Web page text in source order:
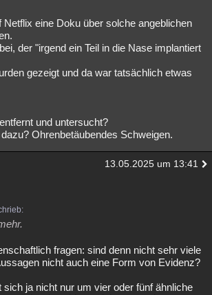
Netflix eine Doku über solche angeblichen
der "irgend ein Teil in die Nase implantiert
gezeigt und da war tatsächlich etwas
und untersucht?
Ohrenbetäubendes Schweigen.
13.05.2025 um 13:41
fragen: sind denn nicht sehr viele
nicht auch eine Form von Evidenz?
sich ja nicht nur um vier oder fünf ähnliche